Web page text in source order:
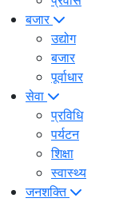
बजार
उद्योग
बजार
पूर्वाधार
सेवा
प्रविधि
पर्यटन
शिक्षा
स्वास्थ्य
जनशक्ति